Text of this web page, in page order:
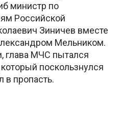
министр по
Российской
Зиничев вместе
Мельником.
глава МЧС пытался
поскользнулся
в пропасть.